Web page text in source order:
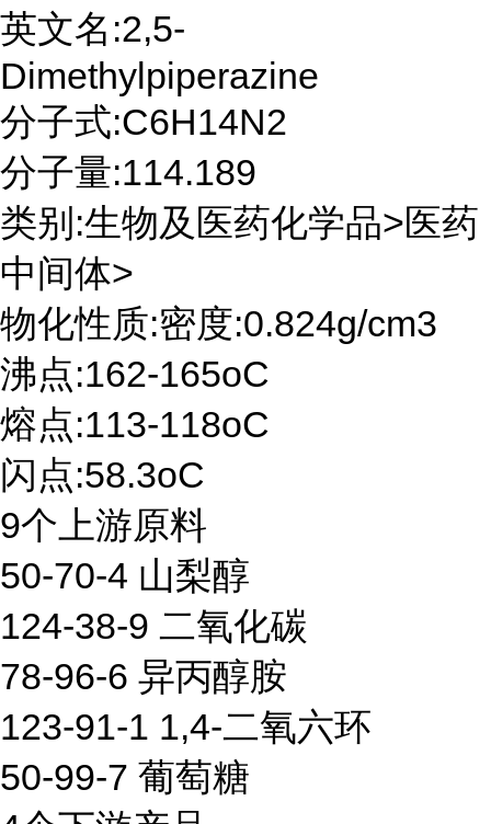
英文名:2,5-
Dimethylpiperazine
分子式:C6H14N2
分子量:114.189
类别:生物及医药化学品>医药
中间体>
物化性质:密度:0.824g/cm3
沸点:162-165oC
熔点:113-118oC
闪点:58.3oC
9个上游原料
50-70-4 山梨醇
124-38-9 二氧化碳
78-96-6 异丙醇胺
123-91-1 1,4-二氧六环
50-99-7 葡萄糖